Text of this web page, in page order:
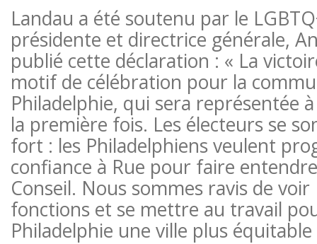
Landau a été soutenu par le
présidente et directrice générale,
publié cette déclaration : « La
motif de célébration pour la
Philadelphie, qui sera représentée
la première fois. Les électeurs se
fort : les Philadelphiens veulent
confiance à Rue pour faire
Conseil. Nous sommes ravis de
fonctions et se mettre au travail
Philadelphie une ville plus